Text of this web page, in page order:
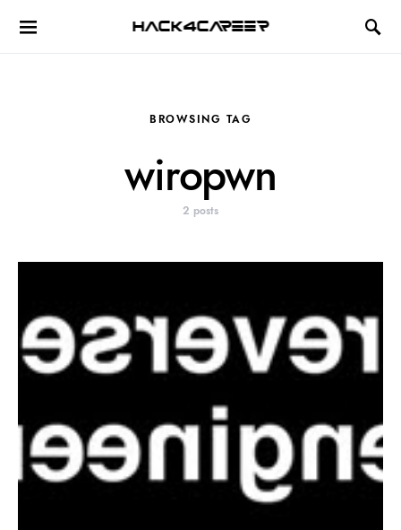
Hack4Career
BROWSING TAG
wiropwn
2 posts